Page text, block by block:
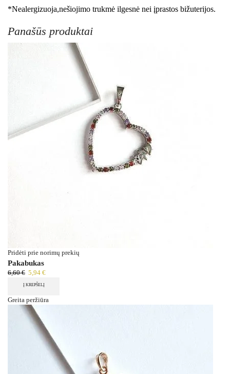
*Nealergizuoja,nešiojimo trukmė ilgesnė nei įprastos bižuterijos.
Panašūs produktai
Pridėti prie norimų prekių
Pakabukas
6,60€ 5,94 €
Į KREPŠELĮ
Greita peržiūra